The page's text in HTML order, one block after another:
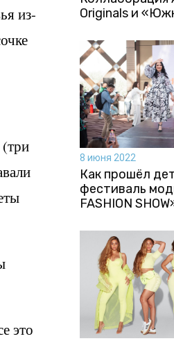
из-
это
Originals и
8 июня 2022
Как прошёл
фестиваль
FASHION